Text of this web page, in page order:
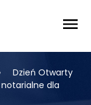
Dzień Otwarty
dla